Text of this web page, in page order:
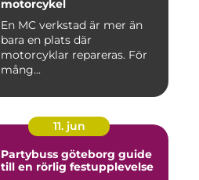
motorcykel
En MC verkstad är mer än
bara en plats där
motorcyklar repareras. För
mång...
11. jun
Partybuss göteborg guide
till en rörlig festupplevelse